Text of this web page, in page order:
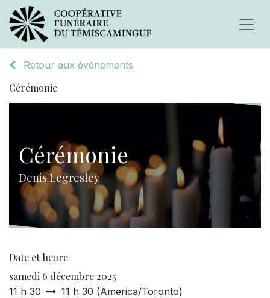
Retour aux événements
Cérémonie
Cérémonie
Denis Legresley
Date et heure
samedi 6 décembre 2025
11 h 30 11 h 30 (America/Toronto)